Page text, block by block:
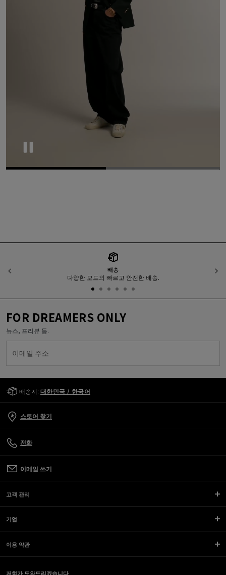
배송
다양한 모드의 빠르고 안전한 배송.
이전
FOR DREAMERS ONLY
뉴스, 프리뷰 등.
이메일 주소
배송지: 대한민국 / 한국어
스토어 찾기
전화
이메일 쓰기
고객 관리
기업
이용 약관
저희가 도와드리겠습니다